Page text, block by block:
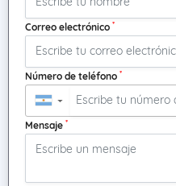
Correo electrónico *
Número de teléfono *
▼
Mensaje *